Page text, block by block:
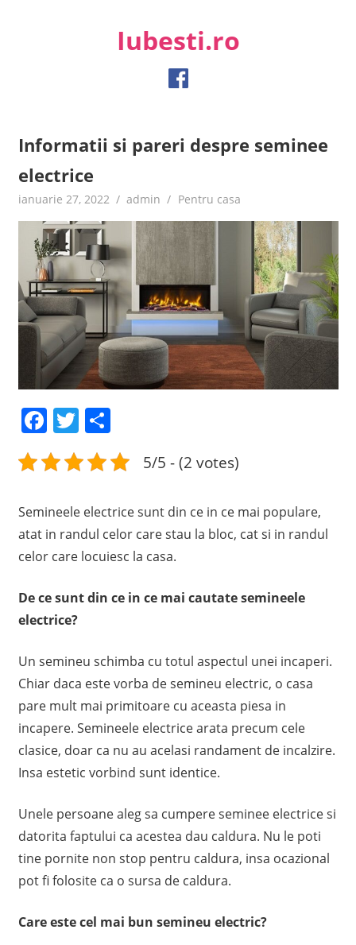
Iubesti.ro
Despre dragoste si moda, sanatate si diete, despre femeile
moderne de astazi
Informatii si pareri despre seminee
electrice
ianuarie 27, 2022 admin Pentru casa
Facebook
Twitter
Share
5/5 - (2 votes)
Semineele electrice sunt din ce in ce mai populare,
atat in randul celor care stau la bloc, cat si in randul
celor care locuiesc la casa.
De ce sunt din ce in ce mai cautate semineele
electrice?
Un semineu schimba cu totul aspectul unei incaperi.
Chiar daca este vorba de semineu electric, o casa
pare mult mai primitoare cu aceasta piesa in
incapere. Semineele electrice arata precum cele
clasice, doar ca nu au acelasi randament de incalzire.
Insa estetic vorbind sunt identice.
Unele persoane aleg sa cumpere seminee electrice si
datorita faptului ca acestea dau caldura. Nu le poti
tine pornite non stop pentru caldura, insa ocazional
pot fi folosite ca o sursa de caldura.
Care este cel mai bun semineu electric?